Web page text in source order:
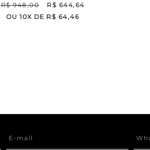
R$ 948,00 R$ 644,64
OU 10X DE R$ 64,46